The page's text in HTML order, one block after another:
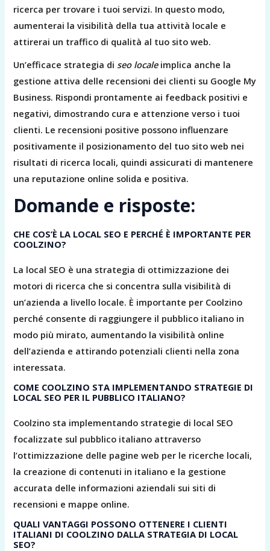
ricerca per trovare i tuoi servizi. In questo modo,
aumenterai la visibilità della tua attività locale e
attirerai un traffico di qualità al tuo sito web.
Un’efficace strategia di seo localeimplica anche la
gestione attiva delle recensioni dei clienti su Google My
Business. Rispondi prontamente ai feedback positivi e
negativi, dimostrando cura e attenzione verso i tuoi
clienti. Le recensioni positive possono influenzare
positivamente il posizionamento del tuo sito web nei
risultati di ricerca locali, quindi assicurati di mantenere
una reputazione online solida e positiva.
Domande e risposte:
CHE COS’È LA LOCAL SEO E PERCHÉ È IMPORTANTE PER
COOLZINO?
La local SEO è una strategia di ottimizzazione dei
motori di ricerca che si concentra sulla visibilità di
un’azienda a livello locale. È importante per Coolzino
perché consente di raggiungere il pubblico italiano in
modo più mirato, aumentando la visibilità online
dell’azienda e attirando potenziali clienti nella zona
interessata.
COME COOLZINO STA IMPLEMENTANDO STRATEGIE DI
LOCAL SEO PER IL PUBBLICO ITALIANO?
Coolzino sta implementando strategie di local SEO
focalizzate sul pubblico italiano attraverso
l’ottimizzazione delle pagine web per le ricerche locali,
la creazione di contenuti in italiano e la gestione
accurata delle informazioni aziendali sui siti di
recensioni e mappe online.
QUALI VANTAGGI POSSONO OTTENERE I CLIENTI
ITALIANI DI COOLZINO DALLA STRATEGIA DI LOCAL
SEO?